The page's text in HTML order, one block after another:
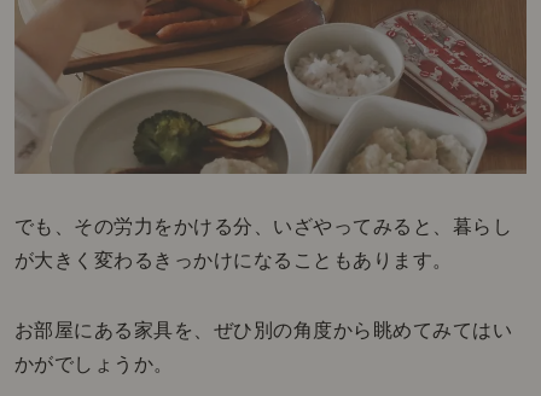
でも、その労力をかける分、いざやってみると、暮らし
が大きく変わるきっかけになることもあります。
お部屋にある家具を、ぜひ別の角度から眺めてみてはい
かがでしょうか。